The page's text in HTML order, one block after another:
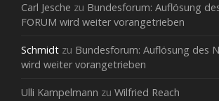
Carl Jesche zu Bundesforum: Auflösung
FORUM wird weiter vorangetrieben
Schmidt zu Bundesforum: Auflösung des
wird weiter vorangetrieben
Ulli Kampelmann zu Wilfried Reach